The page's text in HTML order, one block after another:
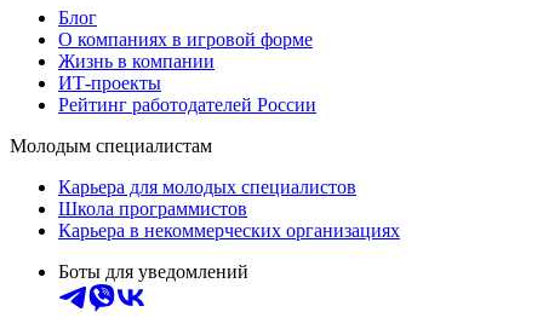
Блог
О компаниях в игровой форме
Жизнь в компании
ИТ-проекты
Рейтинг работодателей России
Молодым специалистам
Карьера для молодых специалистов
Школа программистов
Карьера в некоммерческих организациях
Боты для уведомлений